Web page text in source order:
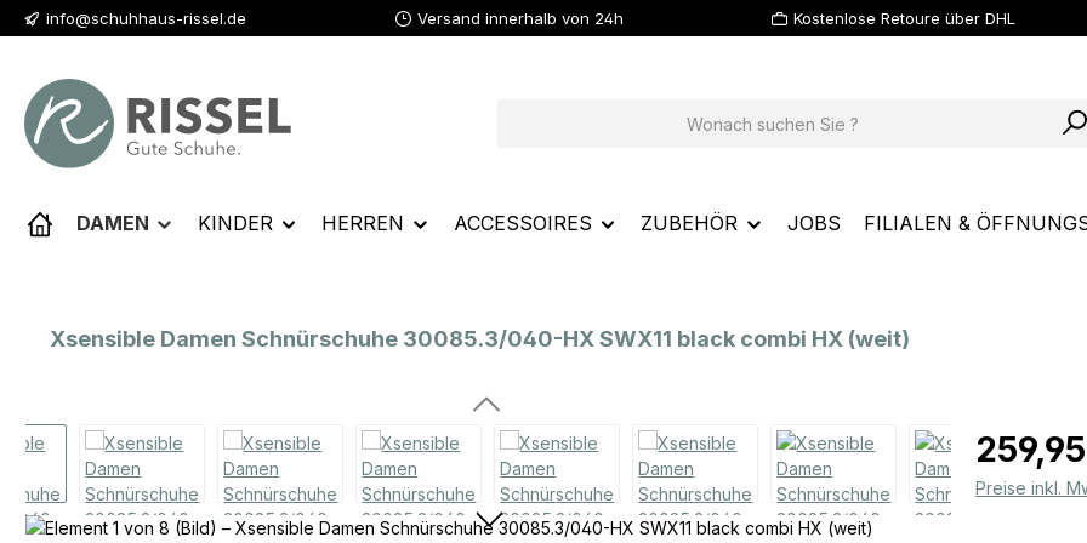
Hauptinhalt springen
Zur Suche springen
Zur Hauptnavigation springen
info@schuhhaus-rissel.de Versand innerhalb von 24h Kostenlose Retoure über DHL
DAMEN KINDER HERREN ACCESSOIRES ZUBEHÖR JOBS FILIALEN &
Xsensible Damen Schnürschuhe 30085.3/040-HX SWX11 black combi HX (weit)
Bildergalerie überspringen Regulärer
Preise inkl.